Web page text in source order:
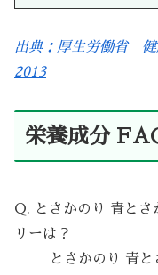
出典：厚生労働省 健
2013
栄養成分
Q. とさかのり 青とさ
リーは？
とさかのり 青